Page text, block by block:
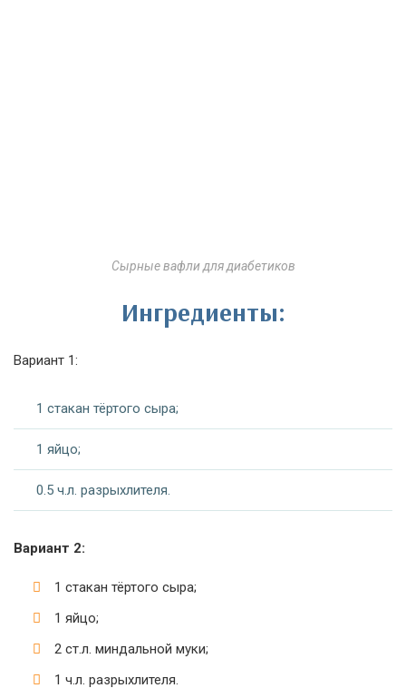
Сырные вафли для диабетиков
Ингредиенты:
Вариант 1:
1 стакан тёртого сыра;
1 яйцо;
0.5 ч.л. разрыхлителя.
Вариант 2:
1 стакан тёртого сыра;
1 яйцо;
2 ст.л. миндальной муки;
1 ч.л. разрыхлителя.